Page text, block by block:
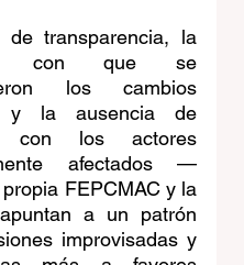
de transparencia, la
con que se
los cambios
y la ausencia de
con los actores
afectados —
FEPCMAC y la
a un patrón
improvisadas y